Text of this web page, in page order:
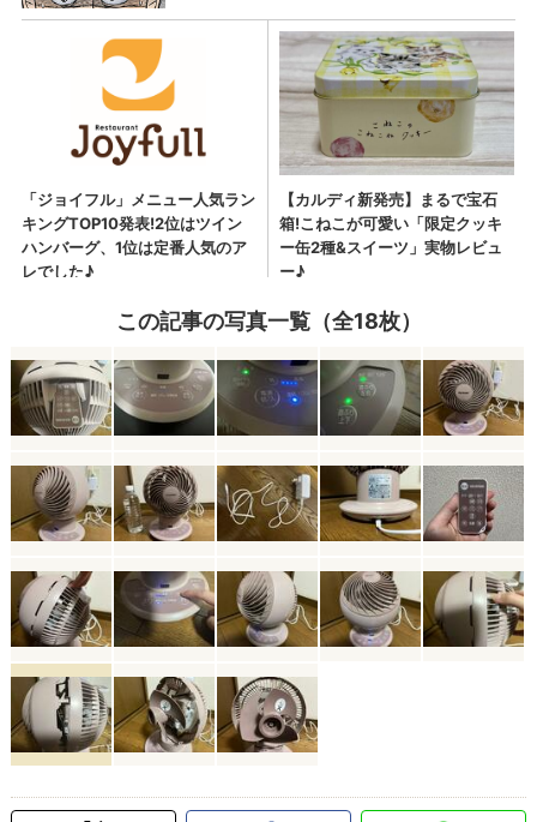
この記事の写真一覧（全18枚）